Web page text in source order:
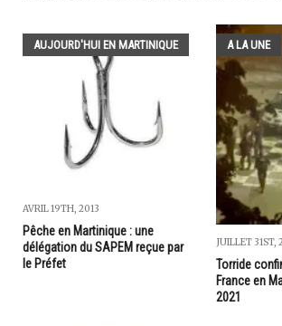
AUJOURD'HUI EN MARTINIQUE
AVRIL 19TH, 2013
Pêche en Martinique : une
délégation du SAPEM reçue par
le Préfet
A LA UNE
JUILLET 31ST,
Torride
France en
2021